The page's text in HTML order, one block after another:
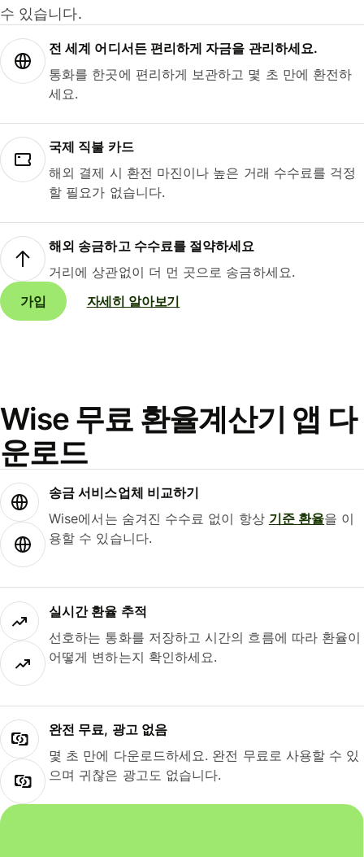
수 있습니다.
전 세계 어디서든 편리하게 자금을 관리하세요.
통화를 한곳에 편리하게 보관하고 몇 초 만에 환전하
세요.
국제 직불 카드
해외 결제 시 환전 마진이나 높은 거래 수수료를 걱정
할 필요가 없습니다.
해외 송금하고 수수료를 절약하세요
거리에 상관없이 더 먼 곳으로 송금하세요.
가입
자세히 알아보기
Wise 무료 환율계산기 앱 다
운로드
송금 서비스업체 비교하기
Wise에서는 숨겨진 수수료 없이 항상 기준 환율을 이
용할 수 있습니다.
실시간 환율 추적
선호하는 통화를 저장하고 시간의 흐름에 따라 환율이
어떻게 변하는지 확인하세요.
완전 무료, 광고 없음
몇 초 만에 다운로드하세요. 완전 무료로 사용할 수 있
으며 귀찮은 광고도 없습니다.